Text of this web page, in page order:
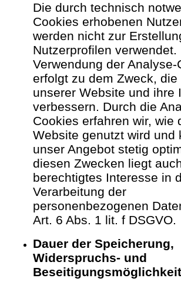
Die durch technisch
Cookies erhobenen
werden nicht zur
Nutzerprofilen verwendet.
Verwendung der Analyse-
erfolgt zu dem Zweck, die
unserer Website und ihre
verbessern. Durch die
Cookies erfahren wir, wie
Website genutzt wird und
unser Angebot stetig
diesen Zwecken liegt
berechtigtes Interesse in
Verarbeitung der
personenbezogenen
Art. 6 Abs. 1 lit. f DSGVO.
Dauer der Speicherung,
Widerspruchs- und
Beseitigungsmöglichkeit